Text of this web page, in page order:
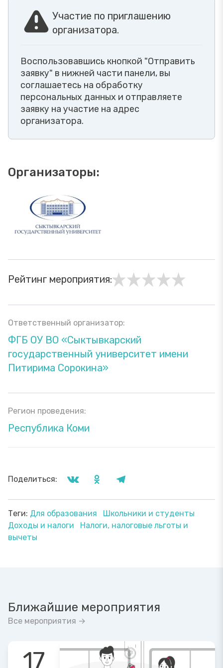
Участие по приглашению
организатора.
Воспользовавшись кнопкой "Отправить
заявку" в нижней части панели, вы
соглашаетесь на обработку
персональных данных и отправляете
заявку на участие на адрес
организатора.
Организаторы:
Рейтинг мероприятия:
Ответственный организатор:
ФГБ ОУ ВО «Сыктывкарский
государственный университет имени
Питирима Сорокина»
Регион проведения:
Республика Коми
Поделиться:
Теги: Для образования
Школьники и студенты
Доходы и налоги
Налоги, налоговые льготы и
вычеты
Ближайшие мероприятия
Все мероприятия →
17